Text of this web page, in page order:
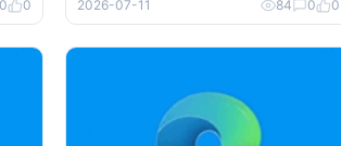
0 0
连资源管理器的操作逻辑都变得复杂……
这些改变看似微小，却实实在在地影响着
日常使用效率。对于习惯了经典Windows
2026-07-11 84 0 0